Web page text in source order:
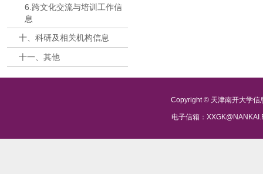
6.跨文化交流与培训工作信
息
十、科研及相关机构信息
十一、其他
Copyright © 天津南开大学信
电子信箱：